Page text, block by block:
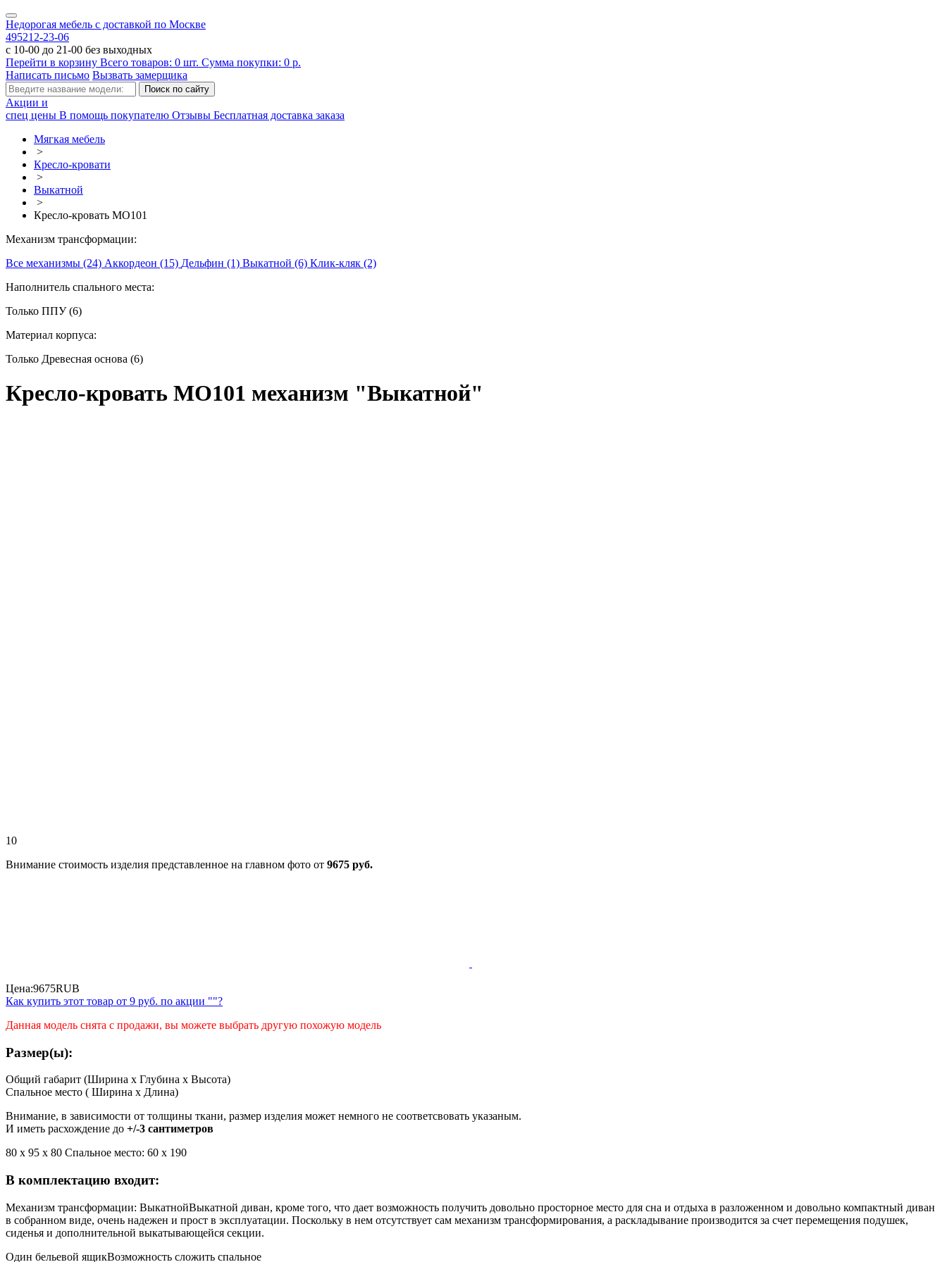
Недорогая мебель с доставкой по Москве
495212-23-06
с 10-00 до 21-00 без выходных
Перейти в корзину Всего товаров: 0 шт. Сумма покупки: 0 р.
Написать письмо Вызвать замерщика
Акции и
спец цены В помощь покупателю Отзывы Бесплатная доставка заказа
Мягкая мебель
>
Кресло-кровати
>
Выкатной
>
Кресло-кровать МО101
Механизм трансформации:
Все механизмы (24) Аккордеон (15) Дельфин (1) Выкатной (6) Клик-кляк (2)
Наполнитель спального места:
Только ППУ (6)
Материал корпуса:
Только Древесная основа (6)
Кресло-кровать МО101 механизм "Выкатной"
10
Внимание стоимость изделия представленное на главном фото от 9675 руб.
Цена:9675RUB
Как купить этот товар от 9 руб. по акции ""?
Данная модель снята с продажи, вы можете выбрать другую похожую модель
Размер(ы):
Общий габарит (Ширина x Глубина x Высота)
Спальное место ( Ширина x Длина)
Внимание, в зависимости от толщины ткани, размер изделия может немного не соответсвовать указаным.
И иметь расхождение до +/-3 сантиметров
80 х 95 х 80 Спальное место: 60 х 190
В комплектацию входит:
Механизм трансформации: ВыкатнойВыкатной диван, кроме того, что дает возможность получить довольно просторное место для сна и отдыха в разложенном и довольно компактный диван
в собранном виде, очень надежен и прост в эксплуатации. Поскольку в нем отсутствует сам механизм трансформирования, а раскладывание производится за счет перемещения подушек,
сиденья и дополнительной выкатывающейся секции.
Один бельевой ящикВозможность сложить спальное